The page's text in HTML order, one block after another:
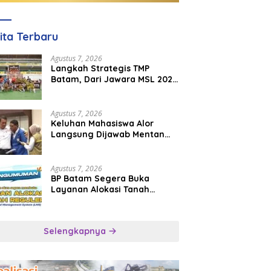
Terbaru
Agustus 7, 2026
Langkah Strategis TMP
Batam, Dari Jawara MSL 2026
Agustus 7, 2026
Keluhan Mahasiswa Alor
Langsung Dijawab Mentan
Agustus 7, 2026
BP Batam Segera Buka
Layanan Alokasi Tanah
Selengkapnya